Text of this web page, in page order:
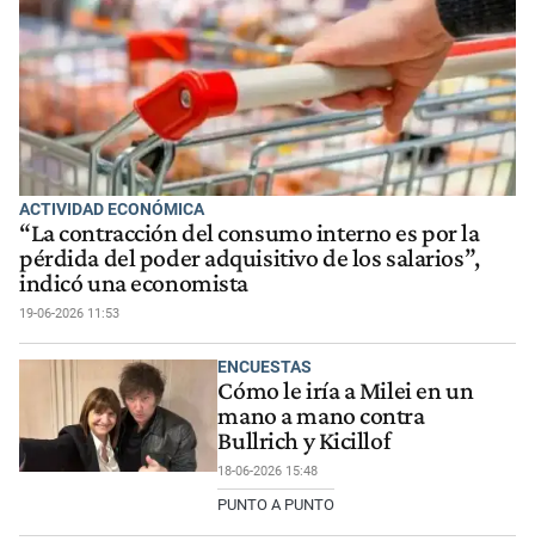
ACTIVIDAD ECONÓMICA
“La contracción del consumo interno es por la
pérdida del poder adquisitivo de los salarios”,
indicó una economista
19-06-2026 11:53
ENCUESTAS
Cómo le iría a Milei en un
mano a mano contra
Bullrich y Kicillof
18-06-2026 15:48
PUNTO A PUNTO